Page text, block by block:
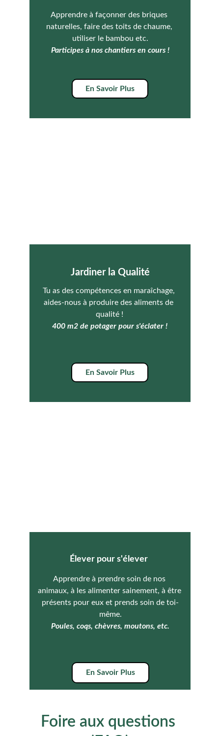
Apprendre à façonner des briques
naturelles, faire des toits de chaume,
utiliser le bambou etc.
Participes à nos chantiers en cours !
Jardiner la Qualité
Tu as des compétences en maraîchage,
aides-nous à produire des aliments de
qualité !
400 m2 de potager pour s'éclater !
Apprendre à prendre soin de nos
animaux, à les alimenter sainement, à être
présents pour eux et prends soin de toi-
même.
Poules, coqs, chèvres, moutons, etc.
Élever pour s'élever
En Savoir Plus
En Savoir Plus
En Savoir Plus
Foire aux questions